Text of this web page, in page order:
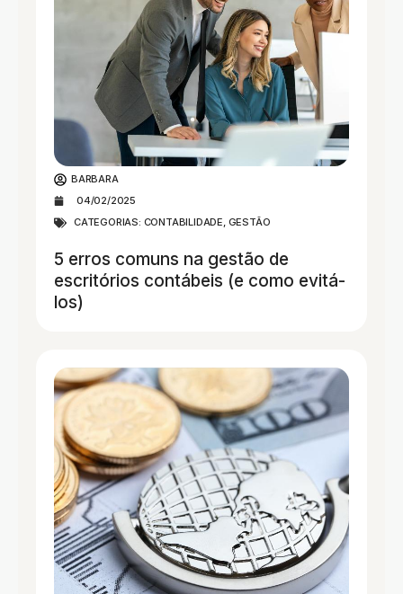
BARBARA
04/02/2025
CATEGORIAS: CONTABILIDADE, GESTÃO
5 erros comuns na gestão de
escritórios contábeis (e como evitá-
los)